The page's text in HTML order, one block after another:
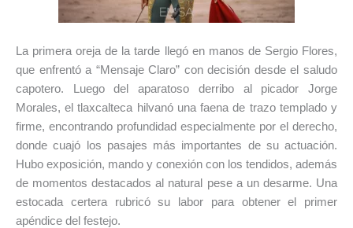
La primera oreja de la tarde llegó en manos de Sergio Flores,
que enfrentó a “Mensaje Claro” con decisión desde el saludo
capotero. Luego del aparatoso derribo al picador Jorge
Morales, el tlaxcalteca hilvanó una faena de trazo templado y
firme, encontrando profundidad especialmente por el derecho,
donde cuajó los pasajes más importantes de su actuación.
Hubo exposición, mando y conexión con los tendidos, además
de momentos destacados al natural pese a un desarme. Una
estocada certera rubricó su labor para obtener el primer
apéndice del festejo.